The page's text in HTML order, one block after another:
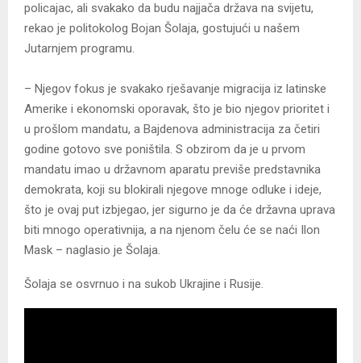
policajac, ali svakako da budu najjača država na svijetu,
rekao je politokolog Bojan Šolaja, gostujući u našem
Јutarnjem programu.
– Njegov fokus je svakako rješavanje migracija iz latinske
Amerike i ekonomski oporavak, što je bio njegov prioritet i
u prošlom mandatu, a Bajdenova administracija za četiri
godine gotovo sve poništila. S obzirom da je u prvom
mandatu imao u državnom aparatu previše predstavnika
demokrata, koji su blokirali njegove mnoge odluke i ideje,
što je ovaj put izbjegao, jer sigurno je da će državna uprava
biti mnogo operativnija, a na njenom čelu će se naći Ilon
Mask – naglasio je Šolaja.
Šolaja se osvrnuo i na sukob Ukrajine i Rusije.